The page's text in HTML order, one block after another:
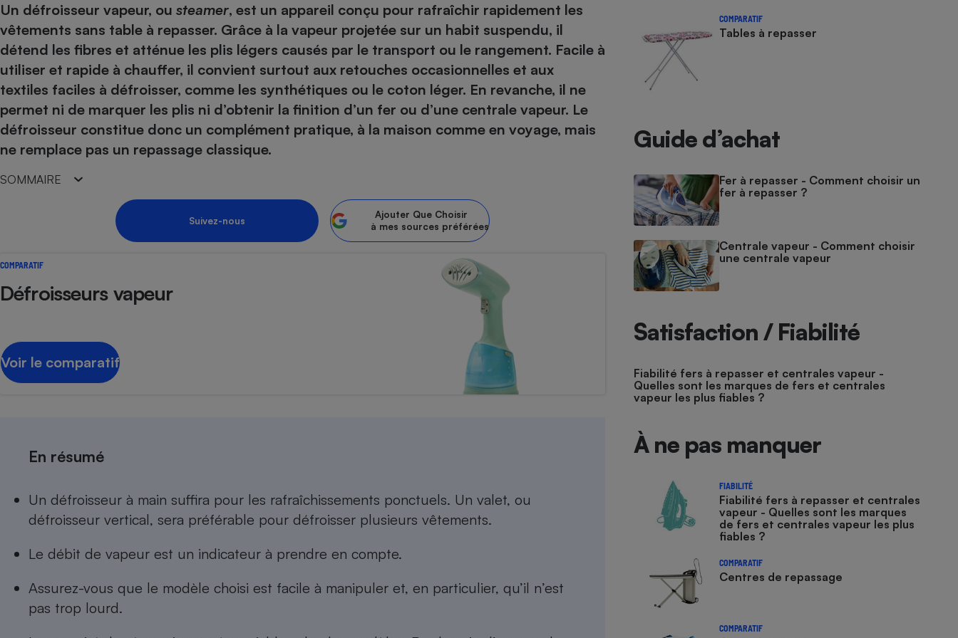
Un défroisseur vapeur, ou steamer, est un appareil conçu pour rafraîchir rapidement les
vêtements sans table à repasser. Grâce à la vapeur projetée sur un habit suspendu, il
détend les fibres et atténue les plis légers causés par le transport ou le rangement. Facile à
utiliser et rapide à chauffer, il convient surtout aux retouches occasionnelles et aux
textiles faciles à défroisser, comme les synthétiques ou le coton léger. En revanche, il ne
permet ni de marquer les plis ni d’obtenir la finition d’un fer ou d’une centrale vapeur. Le
défroisseur constitue donc un complément pratique, à la maison comme en voyage, mais
ne remplace pas un repassage classique.
SOMMAIRE
Suivez-nous
Ajouter Que Choisir
à mes sources préférées
COMPARATIF
Défroisseurs vapeur
Voir le comparatif
En résumé
Un défroisseur à main suffira pour les rafraîchissements ponctuels. Un valet, ou
défroisseur vertical, sera préférable pour défroisser plusieurs vêtements.
Le débit de vapeur est un indicateur à prendre en compte.
Assurez-vous que le modèle choisi est facile à manipuler et, en particulier, qu’il n’est
pas trop lourd.
COMPARATIF
Tables à repasser
Guide d’achat
Fer à repasser - Comment choisir un
fer à repasser ?
Centrale vapeur - Comment choisir
une centrale vapeur
Satisfaction / Fiabilité
Fiabilité fers à repasser et centrales vapeur -
Quelles sont les marques de fers et centrales
vapeur les plus fiables ?
À ne pas manquer
FIABILITÉ
Fiabilité fers à repasser et centrales
vapeur - Quelles sont les marques
de fers et centrales vapeur les plus
fiables ?
COMPARATIF
Centres de repassage
COMPARATIF
Complément
alimentaire
Foie gras
bouteille de champagne
Assurance emprunteur Assurance vie
Banque en ligne
Gros électroménager
Petit électroménager - Ustensile
Climatiseur -
Ventilateur
Aspirateur
Internet
Téléphonie
Téléviseur Ordinateur portable
Antivirus
Mutuelle Aide auditive
Antimoustique Crème solaire